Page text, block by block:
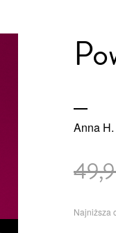
Anna
Najniższa